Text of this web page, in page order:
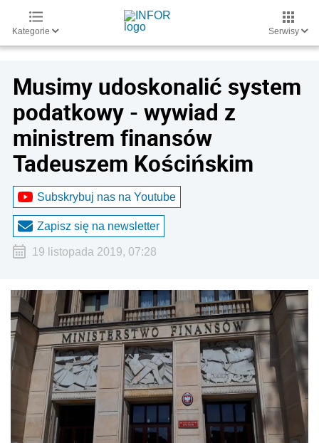
Kategorie Serwisy
Musimy udoskonalić system
podatkowy - wywiad z
ministrem finansów
Tadeuszem Kościńskim
Subskrybuj nas na Youtube
Zapisz się na newsletter
19 listopada 2019, 07:28